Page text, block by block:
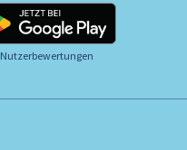
Nutzerbewertungen